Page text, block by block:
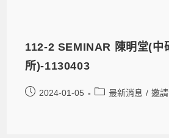
112-2 SEMINAR 陳明堂(中
所)-1130403
2024-01-05 最新消息 / 邀